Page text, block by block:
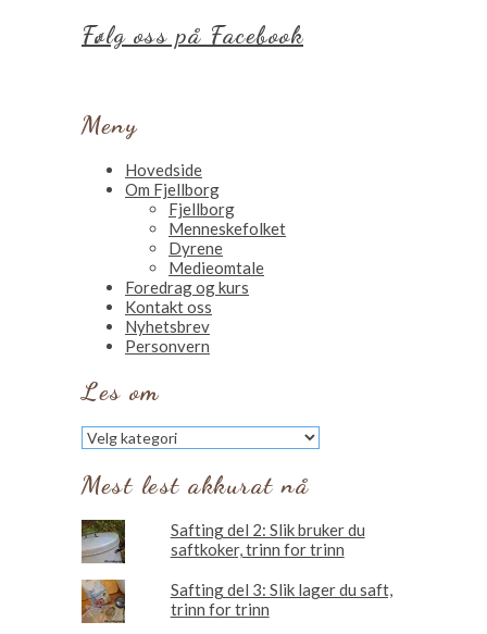
Følg oss på Facebook
Meny
Hovedside
Om Fjellborg
Fjellborg
Menneskefolket
Dyrene
Medieomtale
Foredrag og kurs
Kontakt oss
Nyhetsbrev
Personvern
Les om
Les
om
Mest lest akkurat nå
Safting del 2: Slik bruker du
saftkoker, trinn for trinn
Safting del 3: Slik lager du saft,
trinn for trinn